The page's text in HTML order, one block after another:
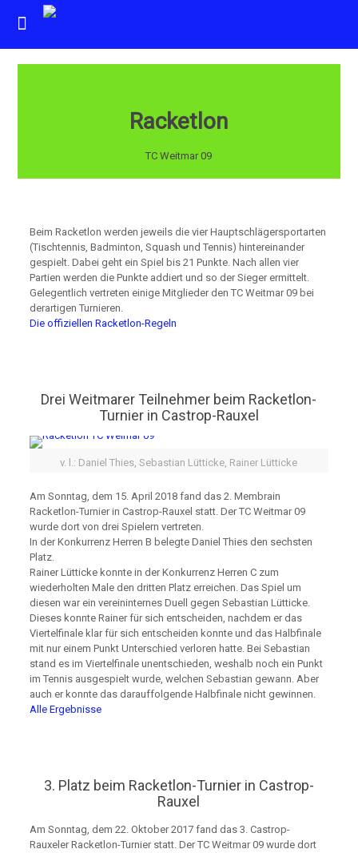
Racketlon
TC Weitmar 09
Beim Racketlon werden jeweils die vier Hauptschlägersportarten
(Tischtennis, Badminton, Squash und Tennis) hintereinander
gespielt. Dabei geht ein Spiel bis 21 Punkte. Nach allen vier
Partien werden die Punkte addiert und so der Sieger ermittelt.
Gelegentlich vertreten einige Mitglieder den TC Weitmar 09 bei
derartigen Turnieren.
Die offiziellen Racketlon-Regeln
Drei Weitmarer Teilnehmer beim Racketlon-
Turnier in Castrop-Rauxel
v. l.: Daniel Thies, Sebastian Lütticke, Rainer Lütticke
Am Sonntag, dem 15. April 2018 fand das 2. Membrain
Racketlon-Turnier in Castrop-Rauxel statt. Der TC Weitmar 09
wurde dort von drei Spielern vertreten.
In der Konkurrenz Herren B belegte Daniel Thies den sechsten
Platz.
Rainer Lütticke konnte in der Konkurrenz Herren C zum
wiederholten Male den dritten Platz erreichen. Das Spiel um
diesen war ein vereininternes Duell gegen Sebastian Lütticke.
Dieses konnte Rainer für sich entscheiden, nachdem er das
Viertelfinale klar für sich entscheiden konnte und das Halbfinale
mit nur einem Punkt Unterschied verloren hatte. Bei Sebastian
stand es im Viertelfinale unentschieden, weshalb noch ein Punkt
im Tennis ausgespielt wurde, welchen Sebastian gewann. Aber
auch er konnte das darauffolgende Halbfinale nicht gewinnen.
Alle Ergebnisse
3. Platz beim Racketlon-Turnier in Castrop-
Rauxel
Am Sonntag, dem 22. Oktober 2017 fand das 3. Castrop-
Rauxeler Racketlon-Turnier statt. Der TC Weitmar 09 wurde dort